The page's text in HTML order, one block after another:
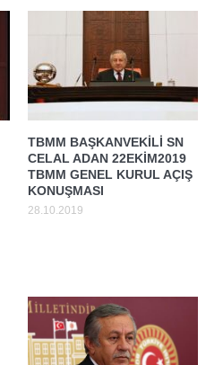
TBMM BAŞKANVEKİLİ SN
CELAL ADAN 22EKİM2019
TBMM GENEL KURUL AÇIŞ
KONUŞMASI
28.10.2019